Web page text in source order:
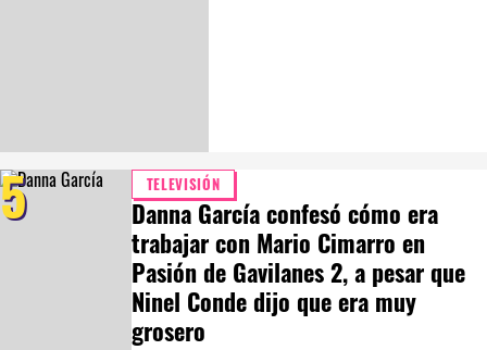
5 TELEVISIÓN
Danna García confesó cómo era
trabajar con Mario Cimarro en
Pasión de Gavilanes 2, a pesar que
Ninel Conde dijo que era muy
grosero